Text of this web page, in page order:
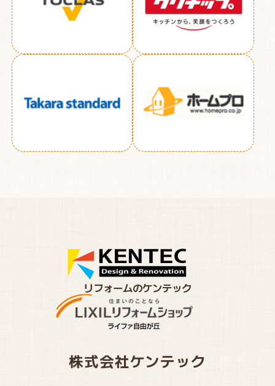
リフォームのケンテック
株式会社ケンテック